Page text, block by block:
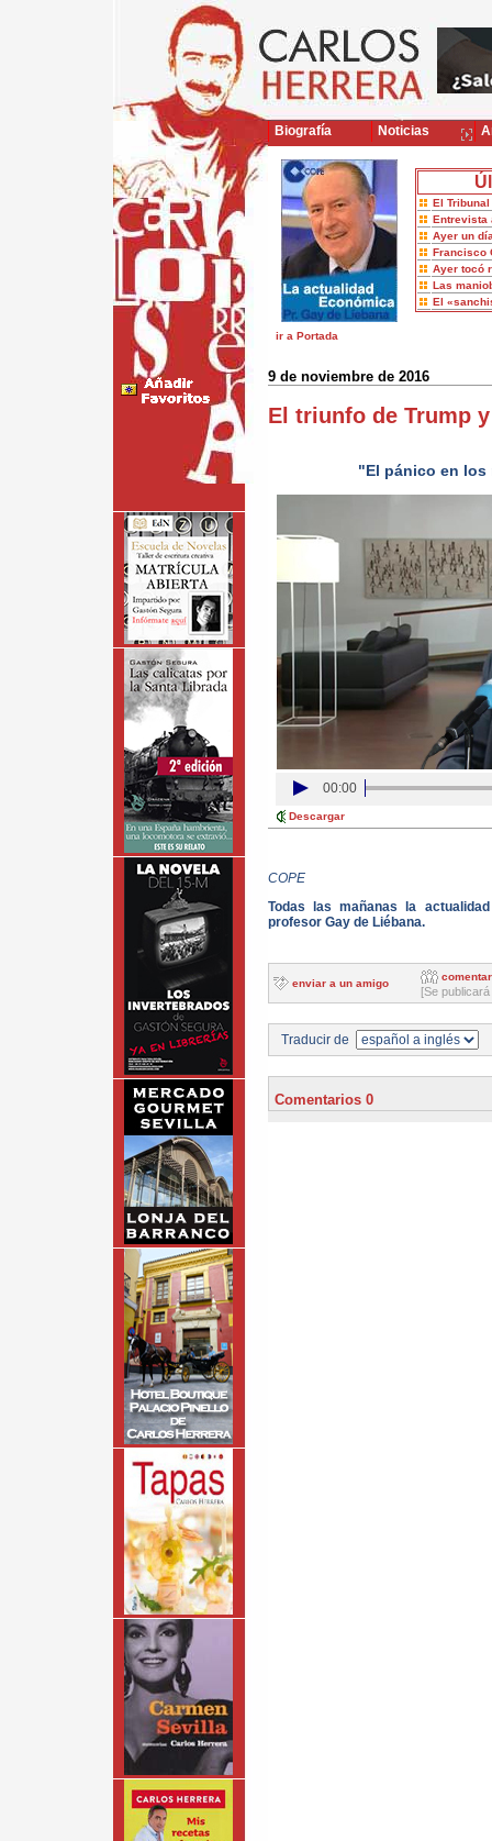
El
Entrevista
Ayer un
Francisco
Ayer tocó
Las
El
ir a Portada
9 de noviembre de 2016
El triunfo de Trump
"El pánico en
00:00
Descargar
COPE
Todas las mañanas la
profesor Gay de Liébana.
enviar a un amigo
comentar
[Se
Traducir de
Comentarios 0
Biografía Noticias